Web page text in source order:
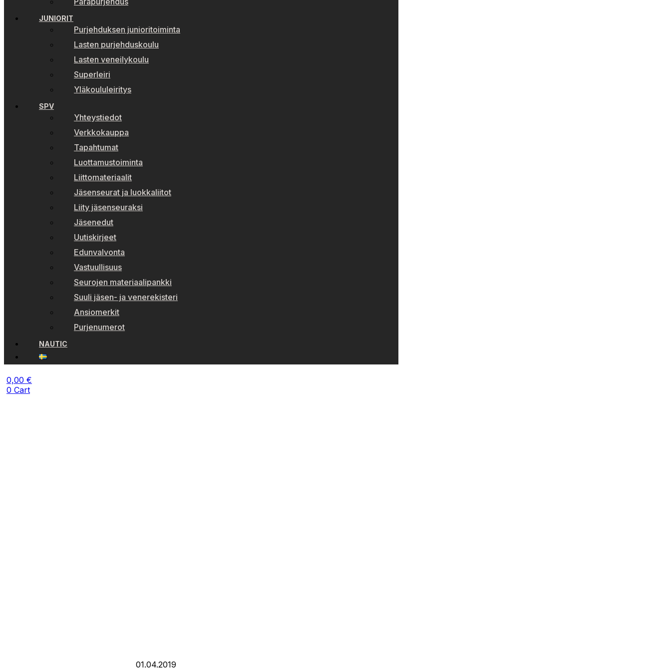
JUNIORIT
Purjehduksen junioritoiminta
Lasten purjehduskoulu
Lasten veneilykoulu
Superleiri
Yläkoululeiritys
SPV
Yhteystiedot
Verkkokauppa
Tapahtumat
Luottamustoiminta
Liittomateriaalit
Jäsenseurat ja luokkaliitot
Liity jäsenseuraksi
Jäsenedut
Uutiskirjeet
Edunvalvonta
Vastuullisuus
Seurojen materiaalipankki
Suuli jäsen- ja venerekisteri
Ansiomerkit
Purjenumerot
NAUTIC
0,00 €
0 Cart
01.04.2019